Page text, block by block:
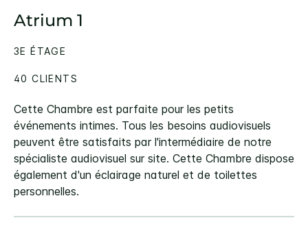
Atrium 1
Cette Chambre est parfaite pour les petits
événements intimes. Tous les besoins audiovisuels
peuvent être satisfaits par l'intermédiaire de notre
spécialiste audiovisuel sur site. Cette Chambre dispose
également d'un éclairage naturel et de toilettes
personnelles.
3E ÉTAGE
40 CLIENTS